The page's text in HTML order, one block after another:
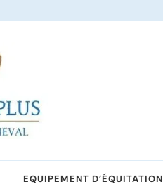
EQUIPEMENT D’ÉQUITATION